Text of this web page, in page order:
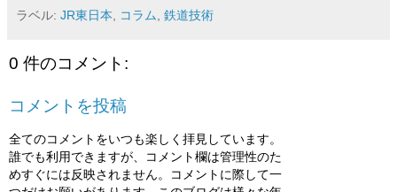
ラベル: JR東日本 コラム 鉄道技術
0 件のコメント:
コメントを投稿
全てのコメントをいつも楽しく拝見しています。
誰でも利用できますが、コメント欄は管理性のた
めすぐには反映されません。コメントに際して一